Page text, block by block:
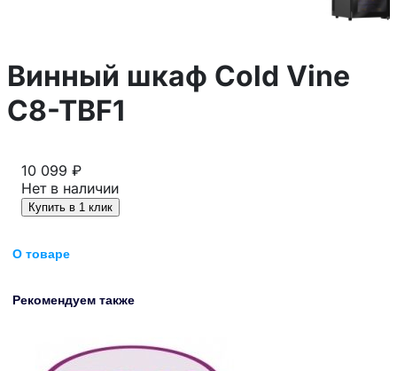
Винный шкаф Cold Vine
C8-TBF1
10 099 ₽
Нет в наличии
Купить в 1 клик
О товаре
Рекомендуем также